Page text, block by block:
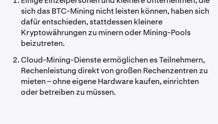
sich das BTC-Mining nicht leisten können, haben sich
dafür entschieden, stattdessen kleinere
Kryptowährungen zu minern oder Mining-Pools
beizutreten.
Cloud-Mining-Dienste ermöglichen es Teilnehmern,
Rechenleistung direkt von großen Rechenzentren zu
mieten – ohne eigene Hardware kaufen, einrichten
oder betreiben zu müssen.